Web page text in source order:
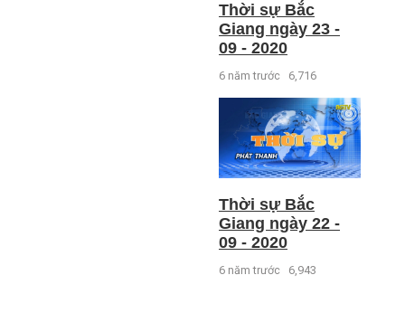
Thời sự Bắc
Giang ngày 23 -
09 - 2020
6 năm trước 6,716
Thời sự Bắc
Giang ngày 22 -
09 - 2020
6 năm trước 6,943